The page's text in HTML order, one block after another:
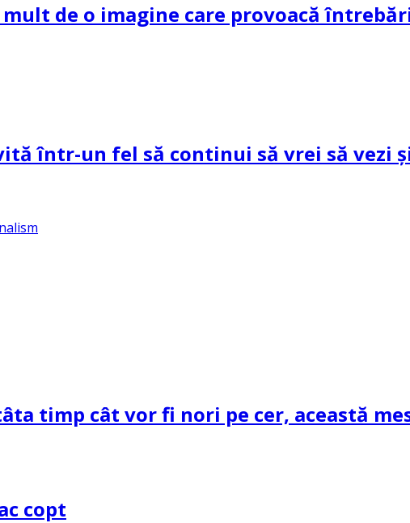
mult de o imagine care provoacă
într-un fel să continui să vrei să vezi
timp cât vor fi nori pe cer, această
copt